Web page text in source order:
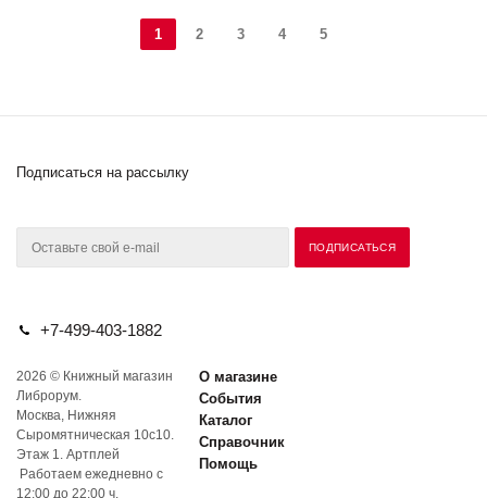
1 2 3 4 5
Подписаться на рассылку
+7-499-403-1882
2026 © Книжный магазин
Либрорум.
Москва, Нижняя
Сыромятническая 10с10.
Этаж 1. Артплей
Работаем ежедневно с
12:00 до 22:00 ч.
О магазине
События
Каталог
Справочник
Помощь